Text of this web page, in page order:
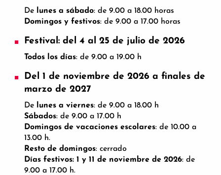
De lunes a sábado: de 9.00 a 18.00 horas
Domingos y festivos: de 9.00 a 17.00 horas
Festival: del 4 al 25 de julio de 2026
Todos los días: de 9.00 a 19.00 h
Del 1 de noviembre de 2026 a finales de
marzo de 2027
De lunes a viernes: de 9.00 a 18.00 h
Sábados: de 9.00 a 17.00 h
Domingos de vacaciones escolares: de 10.00 a
13.00 h.
Resto de domingos: cerrado
Días festivos: 1 y 11 de noviembre de 2026: de
9.00 a 17.00 h.